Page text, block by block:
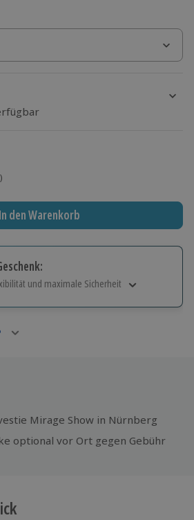
In den Warenkorb
und maximale Sicherheit
Mirage Show in Nürnberg
optional vor Ort gegen Gebühr